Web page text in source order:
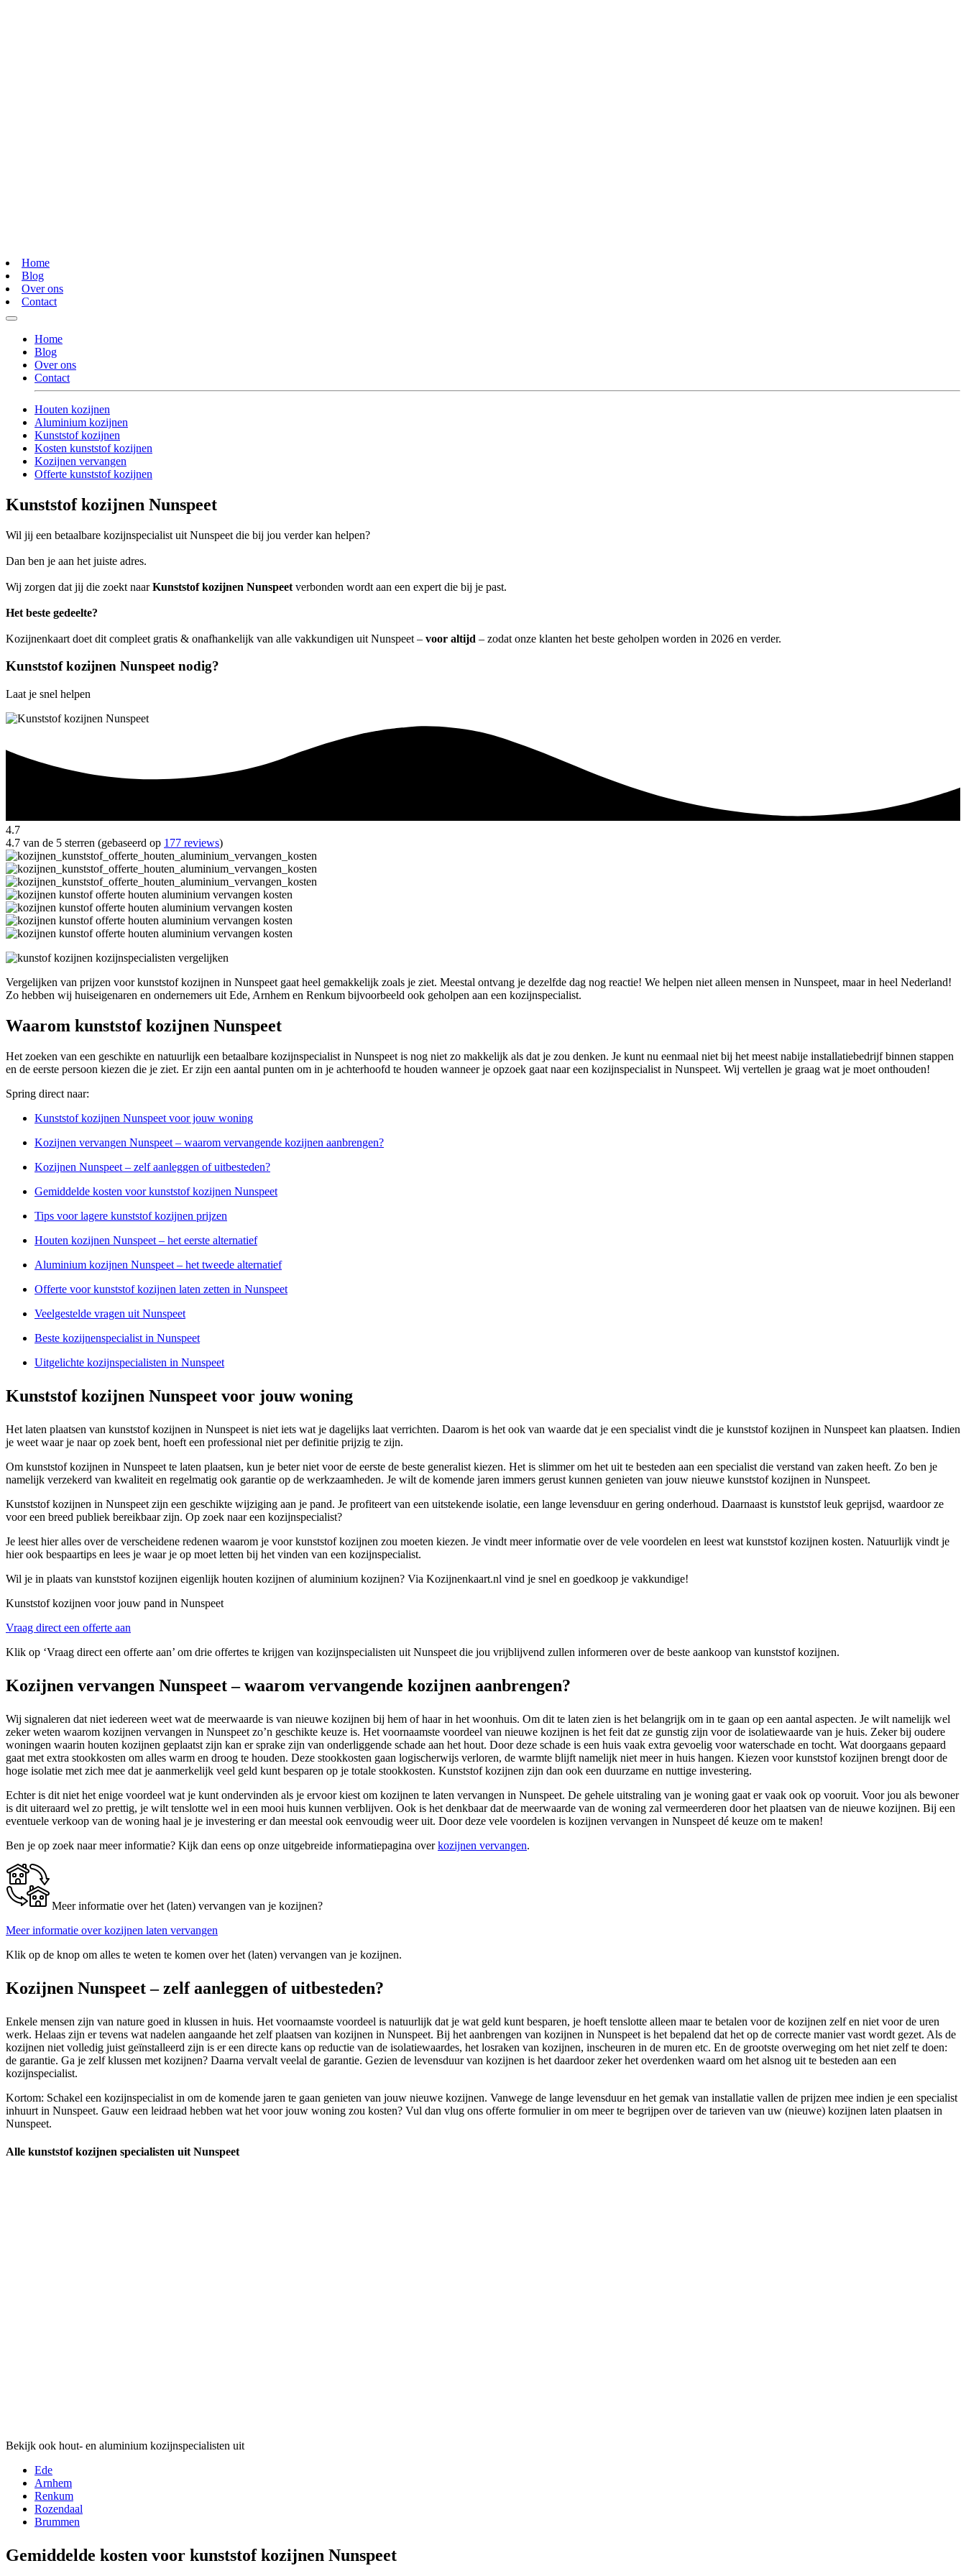
Home
Blog
Over ons
Contact
Home
Blog
Over ons
Contact
Houten kozijnen
Aluminium kozijnen
Kunststof kozijnen
Kosten kunststof kozijnen
Kozijnen vervangen
Offerte kunststof kozijnen
Kunststof kozijnen Nunspeet
Wil jij een betaalbare kozijnspecialist uit Nunspeet die bij jou verder kan helpen?
Dan ben je aan het juiste adres.
Wij zorgen dat jij die zoekt naarKunststof kozijnen Nunspeet verbonden wordt aan een expert die bij je past.
Het beste gedeelte?
Kozijnenkaart doet dit compleet gratis & onafhankelijk van alle vakkundigen uit Nunspeet – voor altijd – zodat onze klanten het beste geholpen worden in 2026 en verder.
Kunststof kozijnen Nunspeet nodig?
Laat je snel helpen
4.7
4.7 van de 5 sterren (gebaseerd op 177 reviews)
Vergelijken van prijzen voor kunststof kozijnen in Nunspeet gaat heel gemakkelijk zoals je ziet. Meestal ontvang je dezelfde dag nog reactie! We helpen niet alleen mensen in Nunspeet, maar in heel Nederland!
Zo hebben wij huiseigenaren en ondernemers uit Ede, Arnhem en Renkum bijvoorbeeld ook geholpen aan een kozijnspecialist.
Waarom kunststof kozijnen Nunspeet
Het zoeken van een geschikte en natuurlijk een betaalbare kozijnspecialist in Nunspeet is nog niet zo makkelijk als dat je zou denken. Je kunt nu eenmaal niet bij het meest nabije installatiebedrijf binnen stappen
en de eerste persoon kiezen die je ziet. Er zijn een aantal punten om in je achterhoofd te houden wanneer je opzoek gaat naar een kozijnspecialist in Nunspeet. Wij vertellen je graag wat je moet onthouden!
Spring direct naar:
Kunststof kozijnen Nunspeet voor jouw woning
Kozijnen vervangen Nunspeet – waarom vervangende kozijnen aanbrengen?
Kozijnen Nunspeet – zelf aanleggen of uitbesteden?
Gemiddelde kosten voor kunststof kozijnen Nunspeet
Tips voor lagere kunststof kozijnen prijzen
Houten kozijnen Nunspeet – het eerste alternatief
Aluminium kozijnen Nunspeet – het tweede alternatief
Offerte voor kunststof kozijnen laten zetten in Nunspeet
Veelgestelde vragen uit Nunspeet
Beste kozijnenspecialist in Nunspeet
Uitgelichte kozijnspecialisten in Nunspeet
Kunststof kozijnen Nunspeet voor jouw woning
Het laten plaatsen van kunststof kozijnen in Nunspeet is niet iets wat je dagelijks laat verrichten. Daarom is het ook van waarde dat je een specialist vindt die je kunststof kozijnen in Nunspeet kan plaatsen. Indien
je weet waar je naar op zoek bent, hoeft een professional niet per definitie prijzig te zijn.
Om kunststof kozijnen in Nunspeet te laten plaatsen, kun je beter niet voor de eerste de beste generalist kiezen. Het is slimmer om het uit te besteden aan een specialist die verstand van zaken heeft. Zo ben je
namelijk verzekerd van kwaliteit en regelmatig ook garantie op de werkzaamheden. Je wilt de komende jaren immers gerust kunnen genieten van jouw nieuwe kunststof kozijnen in Nunspeet.
Kunststof kozijnen in Nunspeet zijn een geschikte wijziging aan je pand. Je profiteert van een uitstekende isolatie, een lange levensduur en gering onderhoud. Daarnaast is kunststof leuk geprijsd, waardoor ze
voor een breed publiek bereikbaar zijn. Op zoek naar een kozijnspecialist?
Je leest hier alles over de verscheidene redenen waarom je voor kunststof kozijnen zou moeten kiezen. Je vindt meer informatie over de vele voordelen en leest wat kunststof kozijnen kosten. Natuurlijk vindt je
hier ook bespaartips en lees je waar je op moet letten bij het vinden van een kozijnspecialist.
Wil je in plaats van kunststof kozijnen eigenlijk houten kozijnen of aluminium kozijnen? Via Kozijnenkaart.nl vind je snel en goedkoop je vakkundige!
Kunststof kozijnen voor jouw pand in Nunspeet
Vraag direct een offerte aan
Klik op ‘Vraag direct een offerte aan’ om drie offertes te krijgen van kozijnspecialisten uit Nunspeet die jou vrijblijvend zullen informeren over de beste aankoop van kunststof kozijnen.
Kozijnen vervangen Nunspeet – waarom vervangende kozijnen aanbrengen?
Wij signaleren dat niet iedereen weet wat de meerwaarde is van nieuwe kozijnen bij hem of haar in het woonhuis. Om dit te laten zien is het belangrijk om in te gaan op een aantal aspecten. Je wilt namelijk wel
zeker weten waarom kozijnen vervangen in Nunspeet zo’n geschikte keuze is. Het voornaamste voordeel van nieuwe kozijnen is het feit dat ze gunstig zijn voor de isolatiewaarde van je huis. Zeker bij oudere
woningen waarin houten kozijnen geplaatst zijn kan er sprake zijn van onderliggende schade aan het hout. Door deze schade is een huis vaak extra gevoelig voor waterschade en tocht. Wat doorgaans gepaard
gaat met extra stookkosten om alles warm en droog te houden. Deze stookkosten gaan logischerwijs verloren, de warmte blijft namelijk niet meer in huis hangen. Kiezen voor kunststof kozijnen brengt door de
hoge isolatie met zich mee dat je aanmerkelijk veel geld kunt besparen op je totale stookkosten. Kunststof kozijnen zijn dan ook een duurzame en nuttige investering.
Echter is dit niet het enige voordeel wat je kunt ondervinden als je ervoor kiest om kozijnen te laten vervangen in Nunspeet. De gehele uitstraling van je woning gaat er vaak ook op vooruit. Voor jou als bewoner
is dit uiteraard wel zo prettig, je wilt tenslotte wel in een mooi huis kunnen verblijven. Ook is het denkbaar dat de meerwaarde van de woning zal vermeerderen door het plaatsen van de nieuwe kozijnen. Bij een
eventuele verkoop van de woning haal je je investering er dan meestal ook eenvoudig weer uit. Door deze vele voordelen is kozijnen vervangen in Nunspeet dé keuze om te maken!
Ben je op zoek naar meer informatie? Kijk dan eens op onze uitgebreide informatiepagina overkozijnen vervangen.
Meer informatie over het (laten) vervangen van je kozijnen?
Meer informatie over kozijnen laten vervangen
Klik op de knop om alles te weten te komen over het (laten) vervangen van je kozijnen.
Kozijnen Nunspeet – zelf aanleggen of uitbesteden?
Enkele mensen zijn van nature goed in klussen in huis. Het voornaamste voordeel is natuurlijk dat je wat geld kunt besparen, je hoeft tenslotte alleen maar te betalen voor de kozijnen zelf en niet voor de uren
werk. Helaas zijn er tevens wat nadelen aangaande het zelf plaatsen van kozijnen in Nunspeet. Bij het aanbrengen van kozijnen in Nunspeet is het bepalend dat het op de correcte manier vast wordt gezet. Als de
kozijnen niet volledig juist geïnstalleerd zijn is er een directe kans op reductie van de isolatiewaardes, het losraken van kozijnen, inscheuren in de muren etc. En de grootste overweging om het niet zelf te doen:
de garantie. Ga je zelf klussen met kozijnen? Daarna vervalt veelal de garantie. Gezien de levensduur van kozijnen is het daardoor zeker het overdenken waard om het alsnog uit te besteden aan een
kozijnspecialist.
Kortom: Schakel een kozijnspecialist in om de komende jaren te gaan genieten van jouw nieuwe kozijnen. Vanwege de lange levensduur en het gemak van installatie vallen de prijzen mee indien je een specialist
inhuurt in Nunspeet. Gauw een leidraad hebben wat het voor jouw woning zou kosten? Vul dan vlug ons offerte formulier in om meer te begrijpen over de tarieven van uw (nieuwe) kozijnen laten plaatsen in
Nunspeet.
Alle kunststof kozijnen specialisten uit Nunspeet
Bekijk ook hout- en aluminium kozijnspecialisten uit
Ede
Arnhem
Renkum
Rozendaal
Brummen
Gemiddelde kosten voor kunststof kozijnen Nunspeet